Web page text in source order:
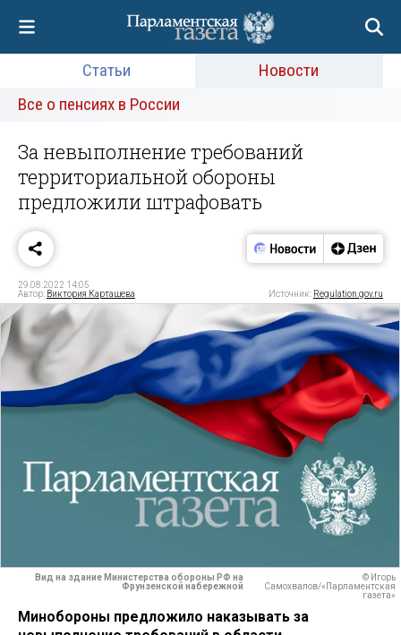
Статьи
Новости
Все о пенсиях в России
За невыполнение требований
территориальной обороны
предложили штрафовать
29.08.2022 14:05
Автор: Виктория Карташева Источник: Regulation.gov.ru
Вид на здание Министерства обороны РФ на
Фрунзенской набережной
© Игорь
Самохвалов/«Парламентская
газета»
Минобороны предложило наказывать за